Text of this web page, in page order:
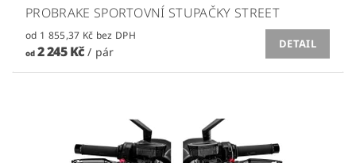
PROBRAKE SPORTOVNÍ STUPAČKY STREET
od 1 855,37 Kč bez DPH
od2 245 Kč/ pár
DETAIL